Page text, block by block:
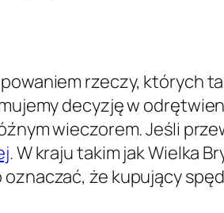
rzeczy, których
decyzję w
wieczorem. Jeśli
. W kraju takim jak Wielka
że kupujący